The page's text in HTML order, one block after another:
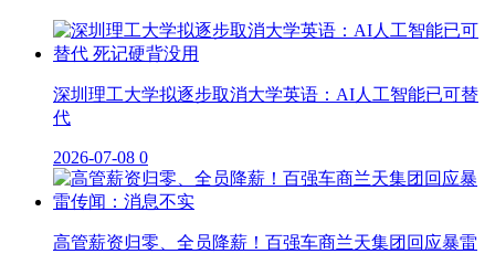
深圳理工大学拟逐步取消大学英语：AI人工智能已可替
代
2026-07-08 0
高管薪资归零、全员降薪！百强车商兰天集团回应暴雷